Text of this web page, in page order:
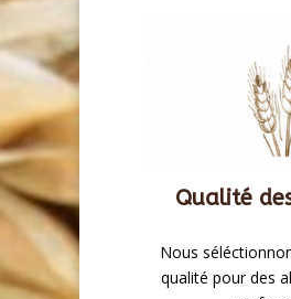
Qualité
Nous
qualité pour des